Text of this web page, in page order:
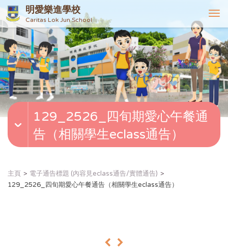
明愛樂進學校
Caritas Lok Jun School
T
o
g
g
l
e
n
v
129_2526_四旬期愛心午餐通
告（相關學生eclass通告）
主頁
電子通告標題 (內容見eclass通告/實體通告)
129_2526_四旬期愛心午餐通告（相關學生eclass通告）
« »